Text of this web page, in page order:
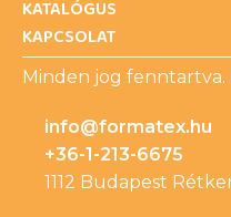
KATALÓGUS
KAPCSOLAT
Minden jog fenntartva.
info@formatex.hu
+36-1-213-6675
1112 Budapest